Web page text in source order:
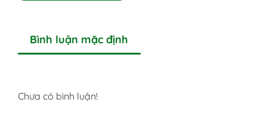
Bình luận mặc định
Chưa có bình luận!